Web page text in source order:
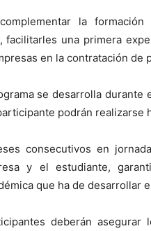
la
facilitarles una primera
en la contratación de
se desarrolla durante
podrán realizarse
consecutivos en
y el estudiante,
que ha de desarrollar
deberán asegurar